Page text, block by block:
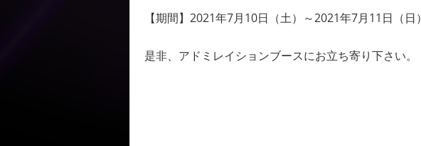
【期間】2021年7月10日（土）～2021年7月11日（日）
是非、アドミレイションブースにお立ち寄り下さい。